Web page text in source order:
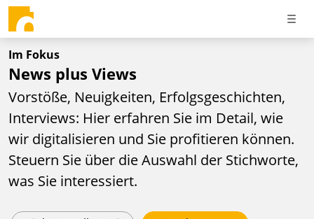
Im Fokus
News plus Views
Vorstöße, Neuigkeiten, Erfolgsgeschichten,
Interviews: Hier erfahren Sie im Detail, wie
wir digitalisieren und Sie profitieren können.
Steuern Sie über die Auswahl der Stichworte,
was Sie interessiert.